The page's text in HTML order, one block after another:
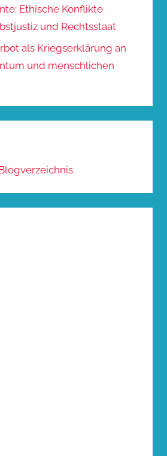
Ethische Konflikte
und Rechtsstaat
als Kriegserklärung an
und menschlichen